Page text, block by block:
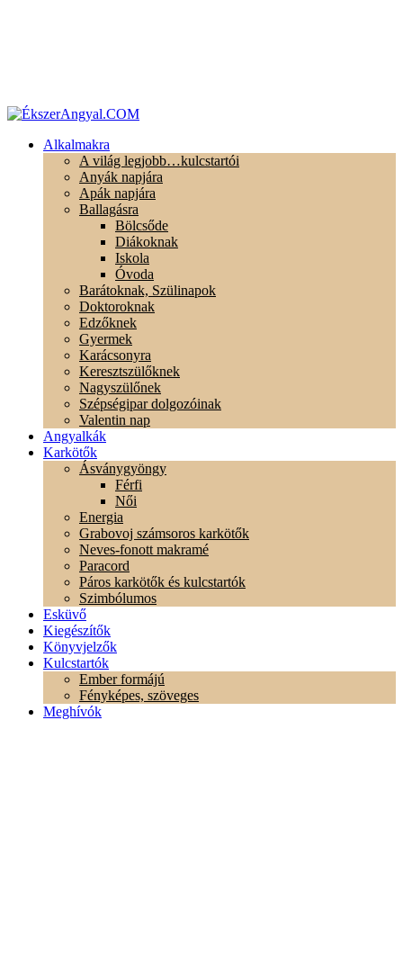
Alkalmakra
A világ legjobb…kulcstartói
Anyák napjára
Apák napjára
Ballagásra
Bölcsőde
Diákoknak
Iskola
Óvoda
Barátoknak, Szülinapok
Doktoroknak
Edzőknek
Gyermek
Karácsonyra
Keresztszülőknek
Nagyszülőnek
Szépségipar dolgozóinak
Valentin nap
Angyalkák
Karkötők
Ásványgyöngy
Férfi
Női
Energia
Grabovoj számsoros karkötők
Neves-fonott makramé
Paracord
Páros karkötők és kulcstartók
Szimbólumos
Esküvő
Kiegészítők
Könyvjelzők
Kulcstartók
Ember formájú
Fényképes, szöveges
Meghívók